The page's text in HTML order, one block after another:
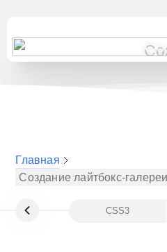
Главная
Создание лайтбокс-
CSS3